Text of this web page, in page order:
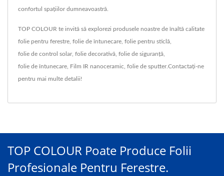
confortul spațiilor dumneavoastră.
TOP COLOUR te invită să explorezi produsele noastre de înaltă calitate
folie pentru ferestre folie de întunecare folie pentru sticlă
folie de control solar, folie decorativă folie de siguranță
folie de întunecare Film IR nanoceramic folie de sputter.Contactați-ne
pentru mai multe detalii!
TOP COLOUR Poate Produce Folii
Profesionale Pentru Ferestre.